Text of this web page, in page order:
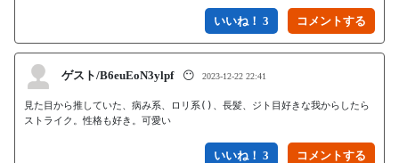
いいね！ 3
ゲスト/B6euEoN3ylpf 😶 2023-12-22 22:41
見た目から推していた、病み系、ロリ系()、長髪、ジト目好きな我からしたら
ストライク。性格も好き。可愛い
いいね！ 3